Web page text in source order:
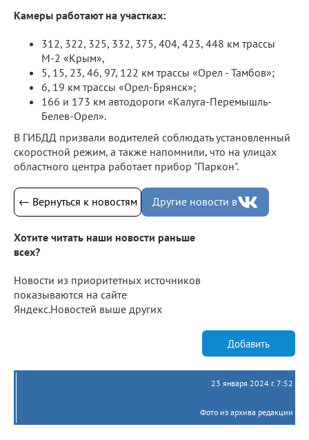
Камеры работают на участках:
312, 322, 325, 332, 375, 404, 423, 448 км трассы
М-2 «Крым»,
5, 15, 23, 46, 97, 122 км трассы «Орел - Тамбов»;
6, 19 км трассы «Орел-Брянск»;
166 и 173 км автодороги «Калуга-Перемышль-
Белев-Орел».
В ГИБДД призвали водителей соблюдать установленный
скоростной режим, а также напомнили, что на улицах
областного центра работает прибор "Паркон".
← Вернуться к новостям Другие новости в
Хотите читать наши новости раньше
всех?
Новости из приоритетных источников
показываются на сайте
Яндекс.Новостей выше других
Добавить
23 января 2024 г. 7:52
Фото из архива редакции